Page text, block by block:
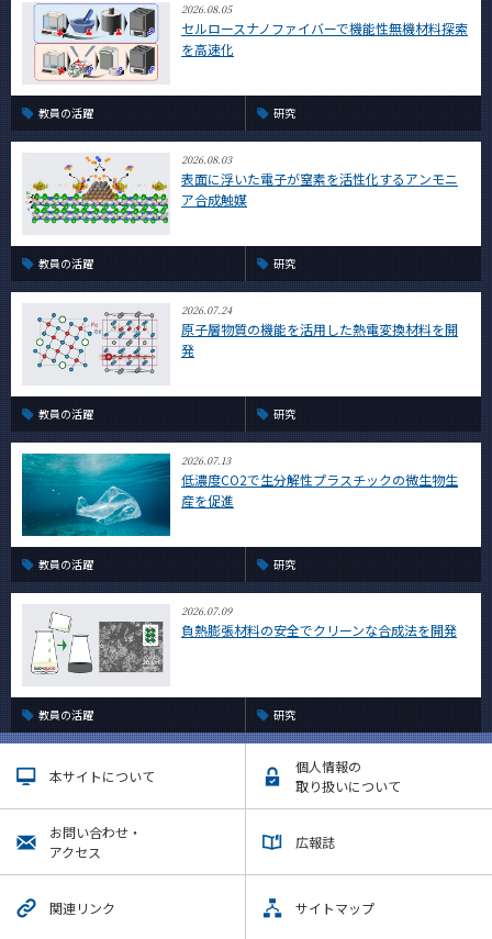
2026.08.05
セルロースナノファイバーで機能性無機材料探索
を高速化
教員の活躍 研究
2026.08.03
表面に浮いた電子が窒素を活性化するアンモニ
ア合成触媒
教員の活躍 研究
2026.07.24
原子層物質の機能を活用した熱電変換材料を開
発
教員の活躍 研究
2026.07.13
低濃度CO2で生分解性プラスチックの微生物生
産を促進
教員の活躍 研究
2026.07.09
負熱膨張材料の安全でクリーンな合成法を開発
教員の活躍 研究
本サイトについて
個人情報の
取り扱いについて
お問い合わせ・
アクセス
広報誌
関連リンク サイトマップ